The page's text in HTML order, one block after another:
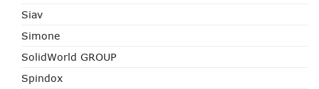
Siav
Simone
SolidWorld GROUP
Spindox